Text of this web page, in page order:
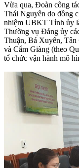
Vừa qua, Đoàn công
Thái Nguyên do đồng
nhiệm UBKT Tỉnh ủy
Thường vụ Đảng ủy
Thuận, Bá Xuyên,
và Cẩm Giàng (theo
tổ chức vận hành mô